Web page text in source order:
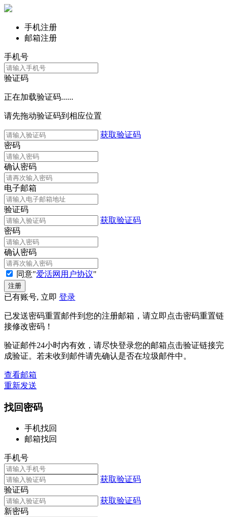
手机注册
邮箱注册
手机号
验证码
正在加载验证码......
请先拖动验证码到相应位置
获取验证码
密码
确认密码
电子邮箱
验证码
获取验证码
密码
确认密码
同意"爱活网用户协议"
已有账号, 立即 登录
已发送密码重置邮件到您的注册邮箱，请立即点击密码重置链
接修改密码！
验证邮件24小时内有效，请尽快登录您的邮箱点击验证链接完
成验证。若未收到邮件请先确认是否在垃圾邮件中。
查看邮箱
重新发送
找回密码
手机找回
邮箱找回
手机号
获取验证码
验证码
获取验证码
新密码